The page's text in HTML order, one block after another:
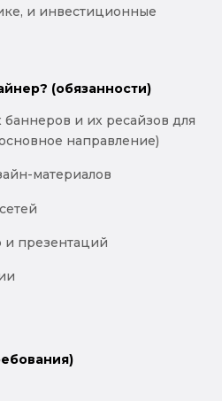
и инвестиционные
(обязанности)
и их ресайзов для
направление)
материалов
презентаций